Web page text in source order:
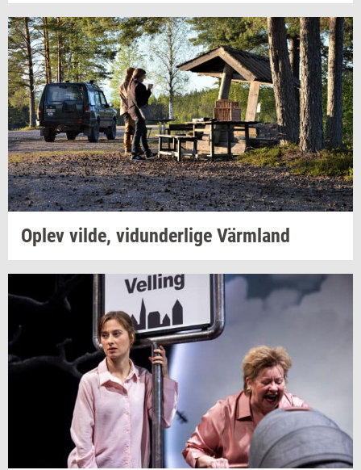
Oplev vilde, vi­dun­der­li­ge Värmland